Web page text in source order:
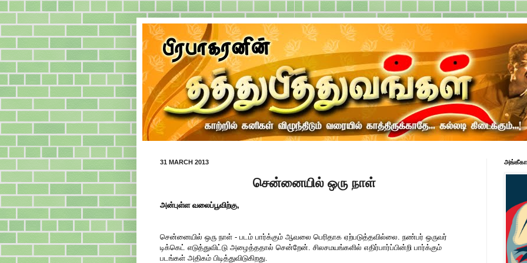
31 MARCH 2013
சென்னையில் ஒரு நாள்
அன்புள்ள வலைப்பூவிற்கு,
சென்னையில் ஒரு நாள் - படம் பார்க்கும் ஆவலை பெரிதாக ஏற்படுத்தவில்லை. நண்பர் ஒருவர்
டிக்கெட் எடுத்துவிட்டு அழைத்ததால் சென்றேன். சிலசமயங்களில் எதிர்பார்ப்பின்றி பார்க்கும்
படங்கள் அதிகம் பிடித்துவிடுகிறது.